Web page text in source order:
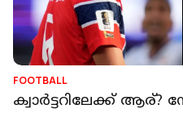
FOOTBALL
ക്വാർട്ടറിലേക്ക്